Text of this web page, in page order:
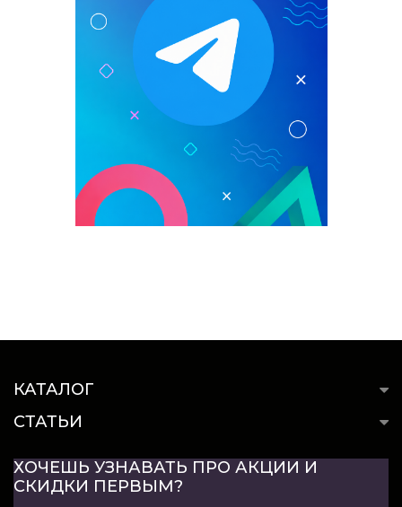
КАТАЛОГ
СТАТЬИ
ХОЧЕШЬ УЗНАВАТЬ ПРО АКЦИИ И
СКИДКИ ПЕРВЫМ?